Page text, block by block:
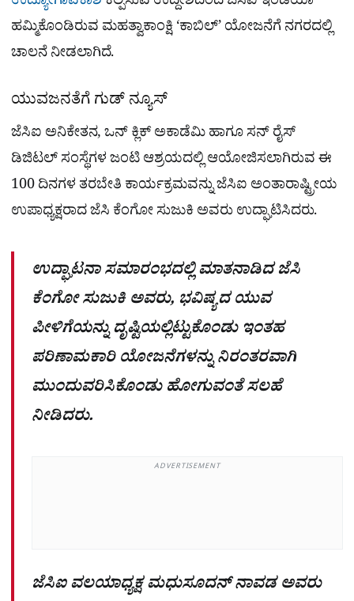
ಹಮ್ಮಿಕೊಂಡಿರುವ ಮಹತ್ವಾಕಾಂಕ್ಷಿ ‘ಕಾಬಿಲ್’ ಯೋಜನೆಗೆ ನಗರದಲ್ಲಿ
ಚಾಲನೆ ನೀಡಲಾಗಿದೆ.
ಯುವಜನತೆಗೆ ಗುಡ್ ನ್ಯೂಸ್
ಜೆಸಿಐ ಅನಿಕೇತನ, ಒನ್ ಕ್ಲಿಕ್ ಅಕಾಡೆಮಿ ಹಾಗೂ ಸನ್ ರೈಸ್
ಡಿಜಿಟಲ್ ಸಂಸ್ಥೆಗಳ ಜಂಟಿ ಆಶ್ರಯದಲ್ಲಿ ಆಯೋಜಿಸಲಾಗಿರುವ ಈ
100 ದಿನಗಳ ತರಬೇತಿ ಕಾರ್ಯಕ್ರಮವನ್ನು ಜೆಸಿಐ ಅಂತಾರಾಷ್ಟ್ರೀಯ
ಉಪಾಧ್ಯಕ್ಷರಾದ ಜೆಸಿ ಕೆಂಗೋ ಸುಜುಕಿ ಅವರು ಉದ್ಘಾಟಿಸಿದರು.
ಉದ್ಘಾಟನಾ ಸಮಾರಂಭದಲ್ಲಿ ಮಾತನಾಡಿದ ಜೆಸಿ
ಕೆಂಗೋ ಸುಜುಕಿ ಅವರು, ಭವಿಷ್ಯದ ಯುವ
ಪೀಳಿಗೆಯನ್ನು ದೃಷ್ಟಿಯಲ್ಲಿಟ್ಟುಕೊಂಡು ಇಂತಹ
ಪರಿಣಾಮಕಾರಿ ಯೋಜನೆಗಳನ್ನು ನಿರಂತರವಾಗಿ
ಮುಂದುವರಿಸಿಕೊಂಡು ಹೋಗುವಂತೆ ಸಲಹೆ
ನೀಡಿದರು.
ADVERTISEMENT
ಜೆಸಿಐ ವಲಯಾಧ್ಯಕ್ಷ ಮಧುಸೂದನ್ ನಾವಡ ಅವರು